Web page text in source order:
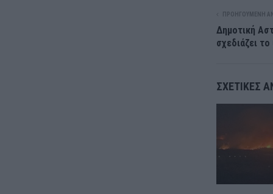
ΠΡΟΗΓΟΎΜΕΝΗ
Δημοτική
σχεδιάζει
ΣΧΕΤΙΚΈΣ